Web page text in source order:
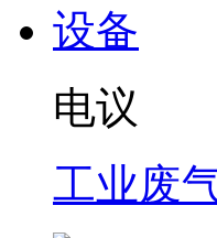
电议
工业废